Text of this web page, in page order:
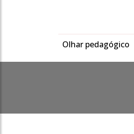
Olhar pedagógico